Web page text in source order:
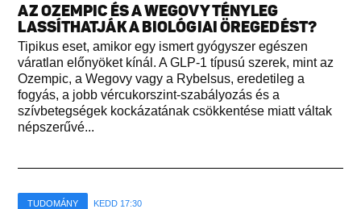
AZ OZEMPIC ÉS A WEGOVY TÉNYLEG
LASSÍTHATJÁK A BIOLÓGIAI ÖREGEDÉST?
Tipikus eset, amikor egy ismert gyógyszer egészen
váratlan előnyöket kínál. A GLP-1 típusú szerek, mint az
Ozempic, a Wegovy vagy a Rybelsus, eredetileg a
fogyás, a jobb vércukorszint-szabályozás és a
szívbetegségek kockázatának csökkentése miatt váltak
népszerűvé...
TUDOMÁNY KEDD 17:30